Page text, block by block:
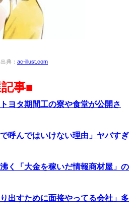
出典： ac-illust.com
事■
トヨタ期間工の寮や食堂が公開さ
呼んではいけない理由」ヤバすぎ
く「大金を稼いだ情報商材屋」の
出すために面接やってる会社」多